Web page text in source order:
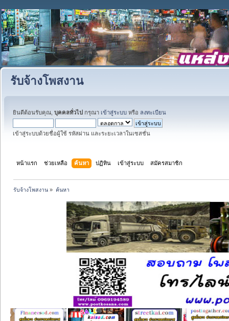
รับจ้างโพสงาน
ยินดีต้อนรับคุณ, บุคคลทั่วไป กรุณา เข้าสู่ระบบ หรือ ลงทะเบียน
เข้าสู่ระบบด้วยชื่อผู้ใช้ รหัสผ่าน และระยะเวลาในเซสชั่น
หน้าแรก ช่วยเหลือ ค้นหา ปฏิทิน เข้าสู่ระบบ สมัครสมาชิก
รับจ้างโพสงาน » ค้นหา